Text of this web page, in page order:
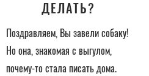
ДЕЛАТЬ?
Поздравляем, Вы завели собаку!
Но она, знакомая с выгулом,
почему-то стала писать дома.